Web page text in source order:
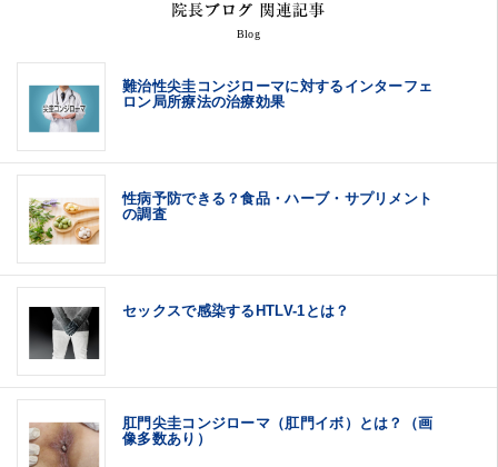
Blog
難治性尖圭コンジローマに対するインターフェ
ロン局所療法の治療効果
性病予防できる？食品・ハーブ・サプリメント
の調査
セックスで感染するHTLV-1とは？
肛門尖圭コンジローマ（肛門イボ）とは？（画
像多数あり）